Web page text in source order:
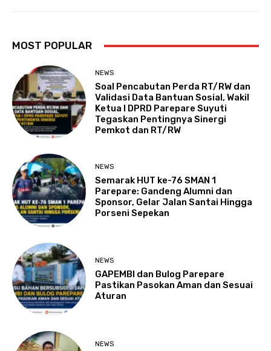
MOST POPULAR
NEWS
Soal Pencabutan Perda RT/RW dan
Validasi Data Bantuan Sosial, Wakil
Ketua I DPRD Parepare Suyuti
Tegaskan Pentingnya Sinergi
Pemkot dan RT/RW
NEWS
Semarak HUT ke-76 SMAN 1
Parepare: Gandeng Alumni dan
Sponsor, Gelar Jalan Santai Hingga
Porseni Sepekan
NEWS
GAPEMBI dan Bulog Parepare
Pastikan Pasokan Aman dan Sesuai
Aturan
NEWS